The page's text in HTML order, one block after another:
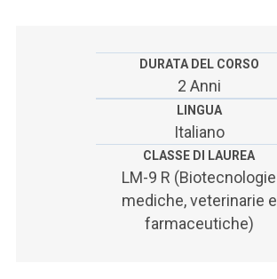
DURATA DEL CORSO
2 Anni
LINGUA
Italiano
CLASSE DI LAUREA
LM-9 R (Biotecnologie
mediche, veterinarie e
farmaceutiche)